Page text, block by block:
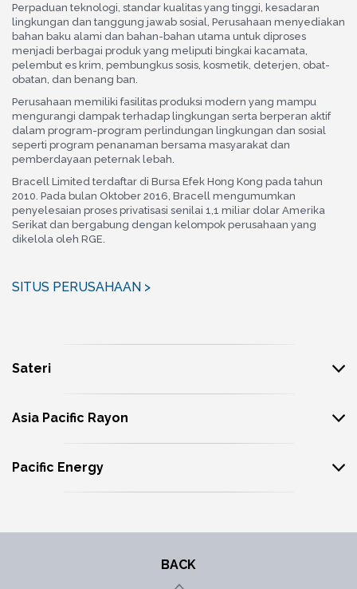
Perpaduan teknologi, standar kualitas yang tinggi, kesadaran
lingkungan dan tanggung jawab sosial, Perusahaan menyediakan
bahan baku alami dan bahan-bahan utama untuk diproses
menjadi berbagai produk yang meliputi bingkai kacamata,
pelembut es krim, pembungkus sosis, kosmetik, deterjen, obat-
obatan, dan benang ban.
Perusahaan memiliki fasilitas produksi modern yang mampu
mengurangi dampak terhadap lingkungan serta berperan aktif
dalam program-program perlindungan lingkungan dan sosial
seperti program penanaman bersama masyarakat dan
pemberdayaan peternak lebah.
Bracell Limited terdaftar di Bursa Efek Hong Kong pada tahun
2010. Pada bulan Oktober 2016, Bracell mengumumkan
penyelesaian proses privatisasi senilai 1,1 miliar dolar Amerika
Serikat dan bergabung dengan kelompok perusahaan yang
dikelola oleh RGE.
SITUS PERUSAHAAN >
Sateri
Asia Pacific Rayon
Pacific Energy
BACK